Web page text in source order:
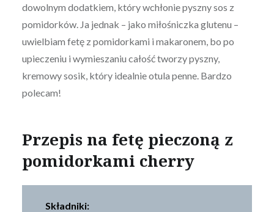
dowolnym dodatkiem, który wchłonie pyszny sos z
pomidorków. Ja jednak – jako miłośniczka glutenu –
uwielbiam fetę z pomidorkami i makaronem, bo po
upieczeniu i wymieszaniu całość tworzy pyszny,
kremowy sosik, który idealnie otula penne. Bardzo
polecam!
Przepis na fetę pieczoną z
pomidorkami cherry
Składniki: